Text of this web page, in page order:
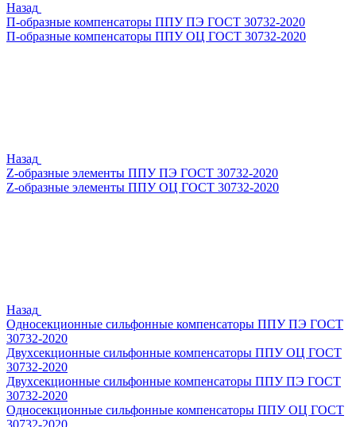
Назад
П-образные компенсаторы ППУ ПЭ ГОСТ 30732-2020
П-образные компенсаторы ППУ ОЦ ГОСТ 30732-2020
Назад
Z-образные элементы ППУ ПЭ ГОСТ 30732-2020
Z-образные элементы ППУ ОЦ ГОСТ 30732-2020
Назад
Односекционные сильфонные компенсаторы ППУ ПЭ ГОСТ
30732-2020
Двухсекционные сильфонные компенсаторы ППУ ОЦ ГОСТ
30732-2020
Двухсекционные сильфонные компенсаторы ППУ ПЭ ГОСТ
30732-2020
Односекционные сильфонные компенсаторы ППУ ОЦ ГОСТ
30732-2020